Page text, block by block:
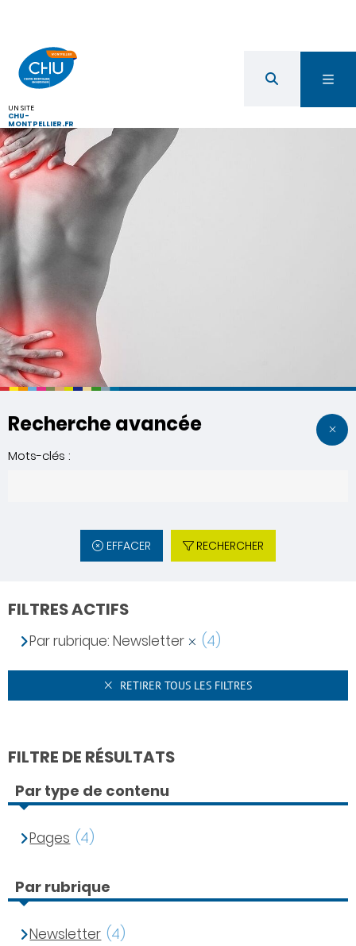
UN SITE
CHU-
MONTPELLIER.FR
Recherche avancée
Mots-clés :
EFFACER RECHERCHER
FILTRES ACTIFS
Par rubrique: Newsletter (4)
RETIRER TOUS LES FILTRES
FILTRE DE RÉSULTATS
Par type de contenu
Pages (4)
Par rubrique
Newsletter (4)